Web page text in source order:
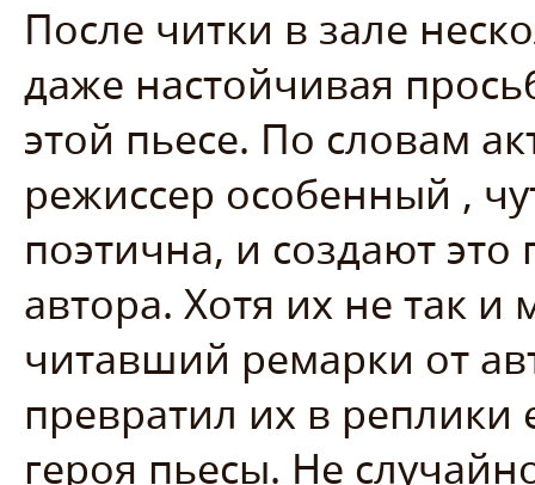
После читки в зале
даже настойчивая
этой пьесе. По словам
режиссер особенный ,
поэтична, и создают
автора. Хотя их не так
читавший ремарки от
превратил их в
героя пьесы. Не